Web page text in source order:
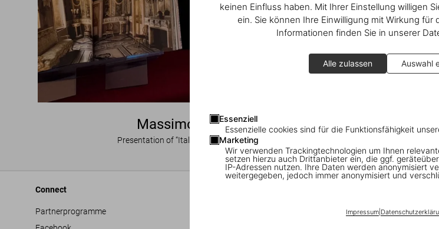
keinen Einfluss haben. Mit Ihrer Einstellung willigen
ein. Sie können Ihre Einwilligung mit Wirkung
Informationen finden Sie in unserer
Alle zulassen Auswahl
Essenziell
Essenzielle cookies sind für die Funktionsfähigkeit
Marketing
Wir verwenden Trackingtechnologien um Ihnen
setzen hierzu auch Drittanbieter ein, die ggf.
IP-Adressen nutzen. Ihre Daten werden anonymisiert
weitergegeben, jedoch immer anonymisiert und
Impressum|
Massimo Listri in Rome
Presentation of “Italian Palaces” at Palazzo Venezia
Connect
Partnerprogramme
Chat